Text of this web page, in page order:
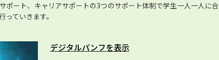
ポート、キャリアサポートの3つのサポート体制で学生一人一人に合
っていきます。
デジタルパンフを表示